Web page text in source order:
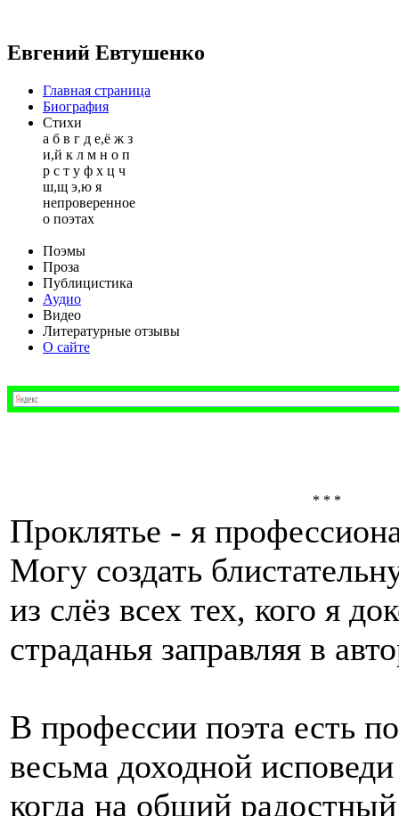
Евгений Евтушенко
Главная страница
Биография
Стихи
а б в г д е,ё ж з
и,й к л м н о п
р с т у ф х ц ч
ш,щ э,ю я
непроверенное
о поэтах
Поэмы
Проза
Публицистика
Аудио
Видео
Литературные отзывы
О сайте
* * *
Проклятье - я
Могу создать
из слёз всех тех, кого я
страданья заправляя в
В профессии поэта есть
весьма доходной
когда на общий